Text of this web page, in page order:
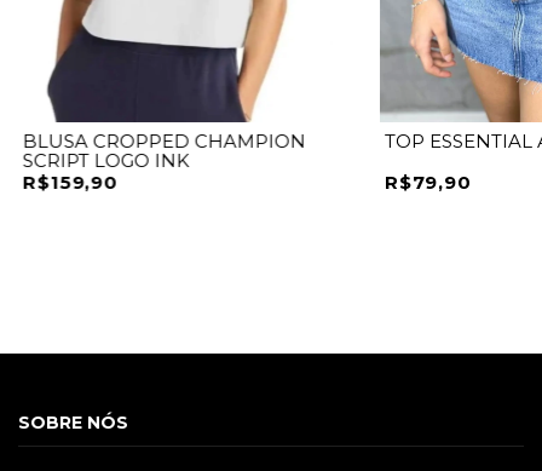
BLUSA CROPPED CHAMPION
SCRIPT LOGO INK
R$159,90
TOP ESSENTIAL
R$79,90
SOBRE NÓS